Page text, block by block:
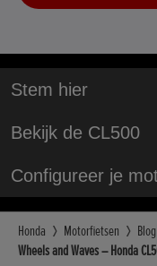
Stem hier
Bekijk de CL500
Configureer je
Honda Motorfietsen Blog
Wheels and Waves – Honda